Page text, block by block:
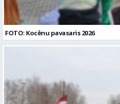
FOTO: Kocēnu pavasaris 2026